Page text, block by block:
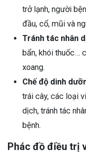
trở lạnh, người
đầu, cổ, mũi và
Tránh tác nhân
bẩn, khói thuốc…
xoang.
Chế độ dinh
trái cây, các loại
dịch, tránh tác
bệnh.
Phác đồ điều trị